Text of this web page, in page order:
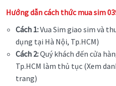
Hướng dẫn cách thức mua sim
Cách 1:Vua Sim giao sim và
dụng tại Hà Nội, Tp.HCM)
Cách 2:Quý khách đến cửa
Tp.HCM làm thủ tục (Xem
trang)